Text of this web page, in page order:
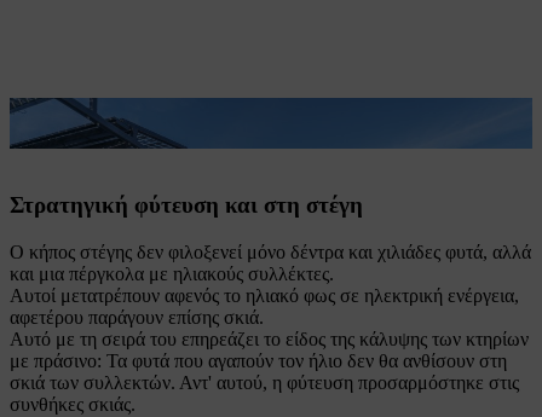
Οι ηλιακοί συλλέκτες προσφέρουν σκιά στα φυτά.
Στρατηγική φύτευση και στη στέγη
Ο κήπος στέγης δεν φιλοξενεί μόνο δέντρα και χιλιάδες φυτά, αλλά
και μια πέργκολα με ηλιακούς συλλέκτες.
Αυτοί μετατρέπουν αφενός το ηλιακό φως σε ηλεκτρική ενέργεια,
αφετέρου παράγουν επίσης σκιά.
Αυτό με τη σειρά του επηρεάζει το είδος της κάλυψης των κτηρίων
με πράσινο: Τα φυτά που αγαπούν τον ήλιο δεν θα ανθίσουν στη
σκιά των συλλεκτών. Αντ' αυτού, η φύτευση προσαρμόστηκε στις
συνθήκες σκιάς.